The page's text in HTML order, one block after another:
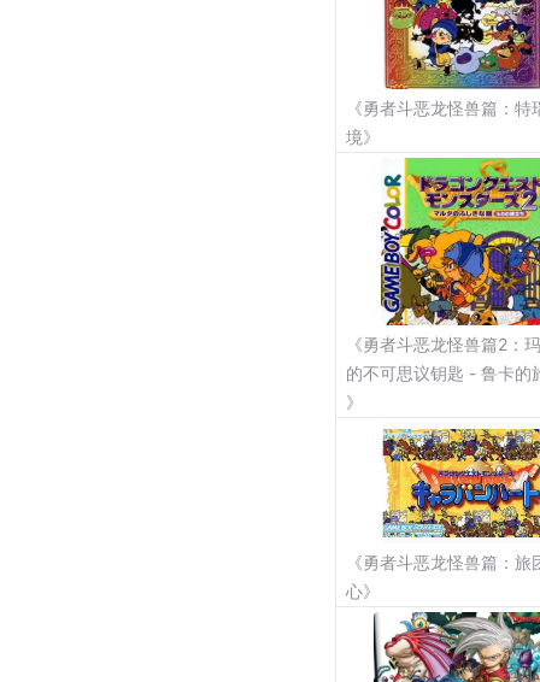
《勇者斗恶龙怪兽篇：特
境》
《勇者斗恶龙怪兽篇2：
的不可思议钥匙 - 鲁卡的
》
《勇者斗恶龙怪兽篇：旅
心》